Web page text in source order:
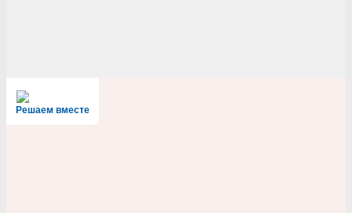
Решаем вместе